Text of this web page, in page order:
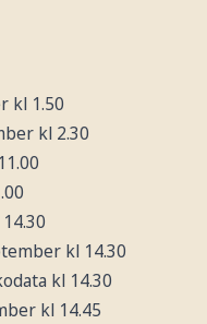
kl 1.50
kl 2.30
kl 14.30
kl 14.30
kl 14.45